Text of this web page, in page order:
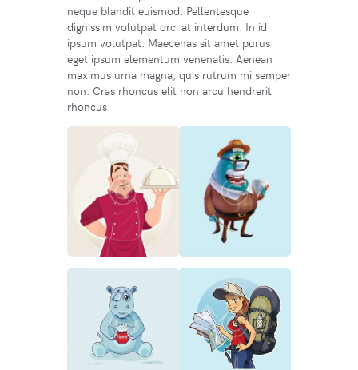
neque blandit euismod. Pellentesque
dignissim volutpat orci at interdum. In id
ipsum volutpat. Maecenas sit amet purus
eget ipsum elementum venenatis. Aenean
maximus urna magna, quis rutrum mi semper
non. Cras rhoncus elit non arcu hendrerit
rhoncus.